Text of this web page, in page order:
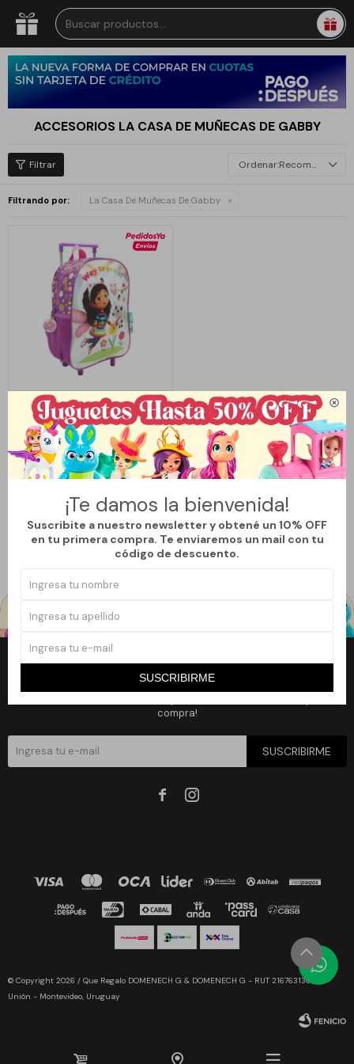

¡Te damos la bienvenida!
Suscribite a nuestro newsletter y obtené un 10% OFF
en tu primera compra. Te enviaremos un mail con tu
código de descuento.
SUSCRIBIRME
ACCESORIOS LA CASA DE MUÑECAS DE GABBY
Recomendados
Filtrando por: La Casa De Muñecas De Gabby
LlegaHOY
Llega en
2 hs
MOCHILA INFANTIL LA CASA DE
GABBY - MODELO 1
1.269
Newsletter
compra!
SUSCRIBIRME
 
© Copyright 2026 / Que Regalo DOMENECH G & DOMENECH G - RUT 216763130019 -
Unión - Montevideo, Uruguay